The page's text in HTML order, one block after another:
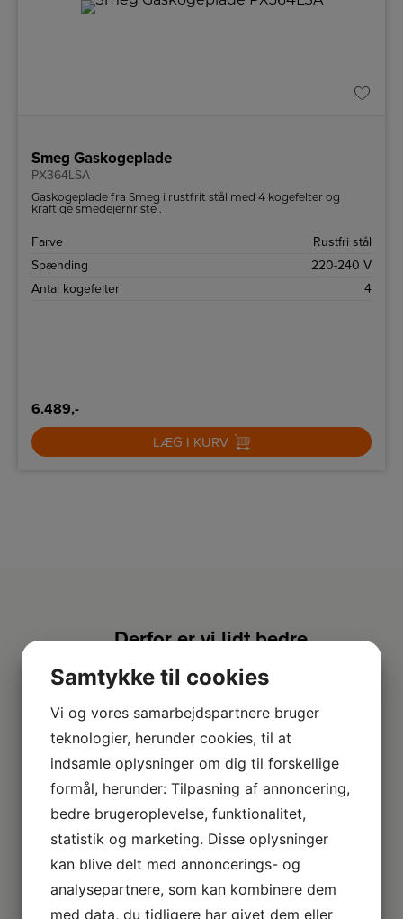
Smeg Gaskogeplade
PX364LSA
Gaskogeplade fra Smeg i rustfrit stål med 4 kogefelter og
kraftige smedejernriste .
Farve
Rustfri stål
Spænding
220-240 V
Antal kogefelter
4
6.489,-
LÆG I KURV
Derfor er vi lidt bedre
2+2 års garanti
Vi har udvidet garanti på udvalgte produkter
– så du er sikret i 4 år.
Stort sortiment
Vi har et af Danmarks største sortimenter med alle de
Vi dækker hele DK
Vælg mellem mange forskellige
Samtykke til cookies
Vi og vores samarbejdspartnere bruger
teknologier, herunder cookies, til at
indsamle oplysninger om dig til forskellige
formål, herunder: Tilpasning af annoncering,
bedre brugeroplevelse, funktionalitet,
statistik og marketing. Disse oplysninger
kan blive delt med annoncerings- og
analysepartnere, som kan kombinere dem
med data, du tidligere har givet dem eller